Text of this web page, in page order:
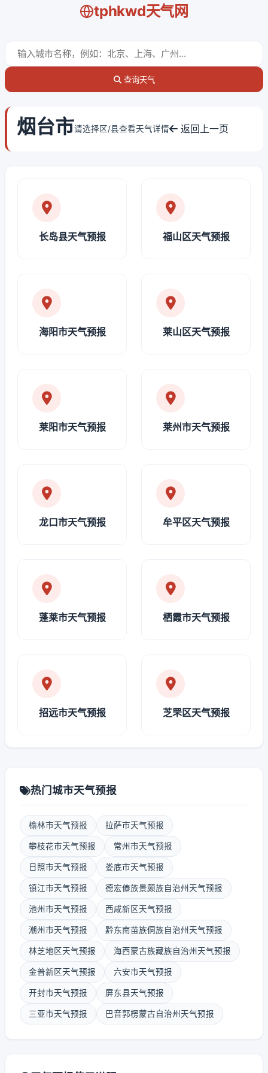
tphkwd天气网
查询天气
烟台市请选择区/县查看天气详情 返回上一页
长岛县天气预报 福山区天气预报
海阳市天气预报 莱山区天气预报
莱阳市天气预报 莱州市天气预报
龙口市天气预报 牟平区天气预报
蓬莱市天气预报 栖霞市天气预报
招远市天气预报 芝罘区天气预报
热门城市天气预报
榆林市天气预报 拉萨市天气预报
攀枝花市天气预报 常州市天气预报
日照市天气预报 娄底市天气预报
镇江市天气预报 德宏傣族景颇族自治州天气预报
池州市天气预报 西咸新区天气预报
潮州市天气预报 黔东南苗族侗族自治州天气预报
林芝地区天气预报 海西蒙古族藏族自治州天气预报
金普新区天气预报 六安市天气预报
开封市天气预报 屏东县天气预报
三亚市天气预报 巴音郭楞蒙古自治州天气预报